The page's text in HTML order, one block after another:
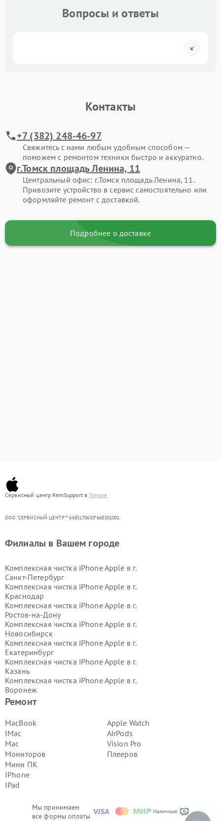
Вопросы и ответы
Контакты
+7 (382) 248-46-97
Свяжитесь с нами любым удобным способом —
поможем с ремонтом техники быстро и аккуратно.
г.Томск площадь Ленина, 11
Центральный офис: г.Томск площадь Ленина, 11.
Привозите устройство в сервис самостоятельно или
оформляйте ремонт с доставкой.
Подробнее о доставке
Сервисный центр RemSupport вТомске
ООО "СЕРВИСНЫЙ ЦЕНТР"* 6685170650*668501001
Мы принимаем
все формы оплаты
Ремонт
MacBook
IMac
Mac
Мониторов
Мини ПК
IPhone
IPad
Apple Watch
AirPods
Vision Pro
Плееров
Филиалы в Вашем городе
Комплексная чистка iPhone Apple в г.
Санкт-Петербург
Комплексная чистка iPhone Apple в г.
Краснодар
Комплексная чистка iPhone Apple в г.
Ростов-на-Дону
Комплексная чистка iPhone Apple в г.
Новосибирск
Комплексная чистка iPhone Apple в г.
Екатеринбург
Комплексная чистка iPhone Apple в г.
Казань
Комплексная чистка iPhone Apple в г.
Воронеж
Комплексная чистка iPhone Apple в г.
Комплексная чистка iPhone Apple в г.
Самара
Комплексная чистка iPhone Apple в г.
Пермь
Комплексная чистка iPhone Apple в г.
Красноярск
Комплексная чистка iPhone Apple в г.
Ижевск
Челябинск
Комплексная чистка iPhone Apple в г.